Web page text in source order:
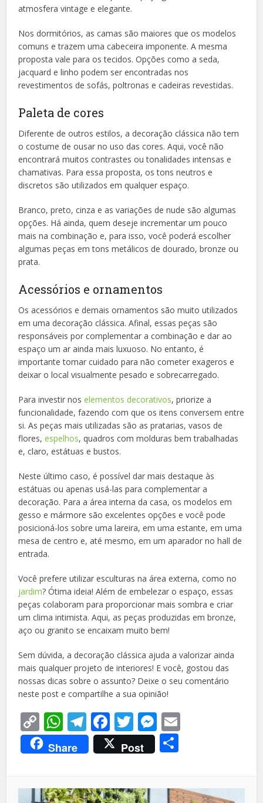
atmosfera vintage e elegante.
Nos dormitórios, as camas são maiores que os modelos
comuns e trazem uma cabeceira imponente. A mesma
proposta vale para os tecidos. Opções como a seda,
jacquard e linho podem ser encontradas nos
revestimentos de sofás, poltronas e cadeiras revestidas.
Paleta de cores
Diferente de outros estilos, a decoração clássica não tem
o costume de ousar no uso das cores. Aqui, você não
encontrará muitos contrastes ou tonalidades intensas e
chamativas. Para essa proposta, os tons neutros e
discretos são utilizados em qualquer espaço.
Branco, preto, cinza e as variações de nude são algumas
opções. Há ainda, quem deseje incrementar um pouco
mais na combinação e, para isso, você poderá escolher
algumas peças em tons metálicos de dourado, bronze ou
prata.
Acessórios e ornamentos
Os acessórios e demais ornamentos são muito utilizados
em uma decoração clássica. Afinal, essas peças são
responsáveis por complementar a combinação e dar ao
espaço um ar ainda mais luxuoso. No entanto, é
importante tomar cuidado para não cometer exageros e
deixar o local visualmente pesado e sobrecarregado.
Para investir noselementos decorativos, priorize a
funcionalidade, fazendo com que os itens conversem entre
si. As peças mais utilizadas são as pratarias, vasos de
flores,espelhos, quadros com molduras bem trabalhadas
e, claro, estátuas e bustos.
Neste último caso, é possível dar mais destaque às
estátuas ou apenas usá-las para complementar a
decoração. Para a área interna da casa, os modelos em
gesso e mármore são excelentes opções e você pode
posicioná-los sobre uma lareira, em uma estante, em uma
mesa de centro e, até mesmo, em um aparador no hall de
entrada.
Você prefere utilizar esculturas na área externa, como no
jardim? Ótima ideia! Além de embelezar o espaço, essas
peças colaboram para proporcionar mais sombra e criar
um clima intimista. Aqui, as peças produzidas em bronze,
aço ou granito se encaixam muito bem!
Sem dúvida, a decoração clássica ajuda a valorizar ainda
mais qualquer projeto de interiores! E você, gostou das
nossas dicas sobre o assunto? Deixe o seu comentário
neste post e compartilhe a sua opinião!
Copy
Link
WhatsApp
Telegram
Facebook
TwitterMessenger
Share Post